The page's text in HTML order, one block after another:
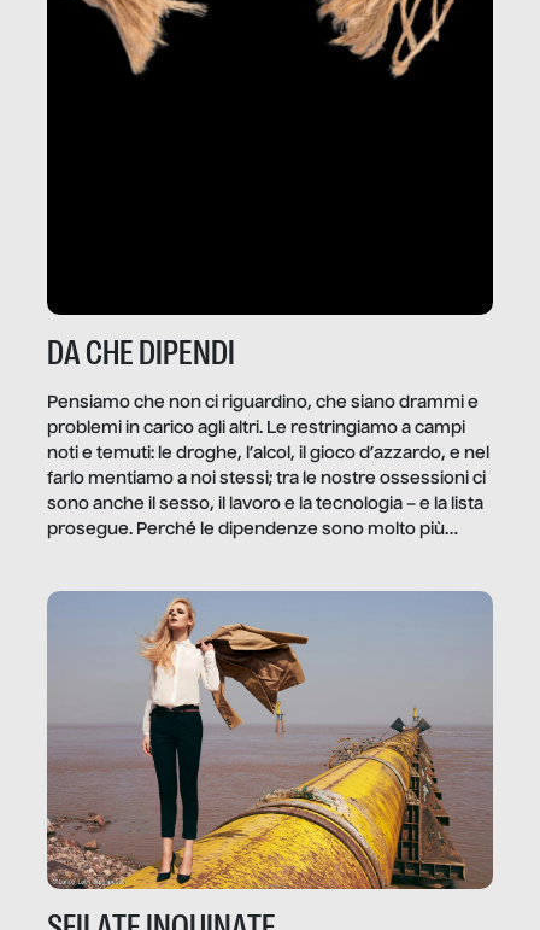
DA CHE DIPENDI
Pensiamo che non ci riguardino, che siano drammi e
problemi in carico agli altri. Le restringiamo a campi
noti e temuti: le droghe, l’alcol, il gioco d’azzardo, e nel
farlo mentiamo a noi stessi; tra le nostre ossessioni ci
sono anche il sesso, il lavoro e la tecnologia – e la lista
prosegue. Perché le dipendenze sono molto più
trae un guadagno. In questo reportage vediamo
quale e come.